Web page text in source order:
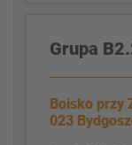
Grupa
Boisko przy
023